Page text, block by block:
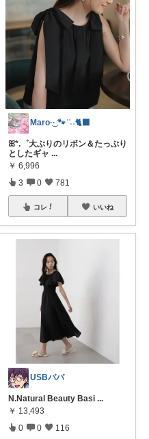
Maro·͜· 🐾 ͗ ͗˒˒🐈‍⬛
ꕤ*.゜大ぶりのリボン＆たっぷり
としたギャ ...
￥ 6,996
3 0 781
コレ いいね
USBパパ
N.Natural Beauty Basi ...
￥ 13,493
0 0 116